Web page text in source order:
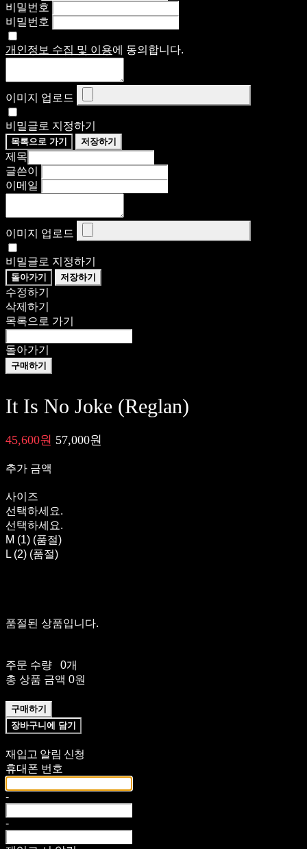
비밀번호
비밀번호
개인정보 수집 및 이용에 동의합니다.
이미지 업로드
비밀글로 지정하기
목록으로 가기 저장하기
제목
글쓴이
이메일
이미지 업로드
비밀글로 지정하기
돌아가기 저장하기
수정하기
삭제하기
목록으로 가기
돌아가기
구매하기
It Is No Joke (Reglan)
45,600원 57,000원
추가 금액
사이즈
선택하세요.
선택하세요.
M (1) (품절)
L (2) (품절)
품절된 상품입니다.
주문 수량
0개
총 상품 금액 0원
구매하기
장바구니에 담기
재입고 알림 신청
휴대폰 번호
-
-